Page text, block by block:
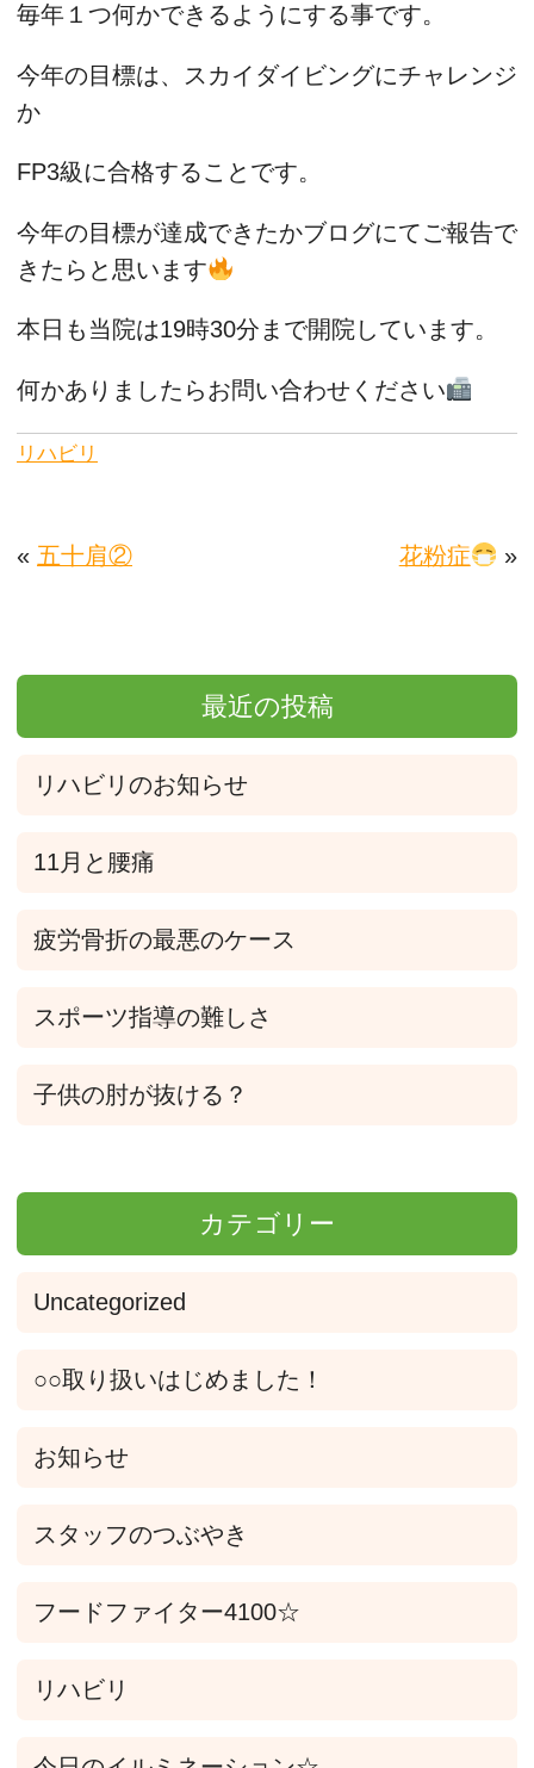
毎年１つ何かできるようにする事です。
今年の目標は、スカイダイビングにチャレンジ
か
FP3級に合格することです。
今年の目標が達成できたかブログにてご報告で
きたらと思います
本日も当院は19時30分まで開院しています。
何かありましたらお問い合わせください
リハビリ
« 五十肩② 花粉症 »
最近の投稿
リハビリのお知らせ
11月と腰痛
疲労骨折の最悪のケース
スポーツ指導の難しさ
子供の肘が抜ける？
カテゴリー
Uncategorized
○○取り扱いはじめました！
お知らせ
スタッフのつぶやき
フードファイター4100☆
リハビリ